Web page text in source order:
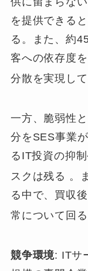
を提供できる
る。また、約
客への依存度
分散を実現し
一方、脆弱性
分をSES事業
るIT投資の抑
スクは残る 。
る中で、買収
常について回る
競争環境: ITサ